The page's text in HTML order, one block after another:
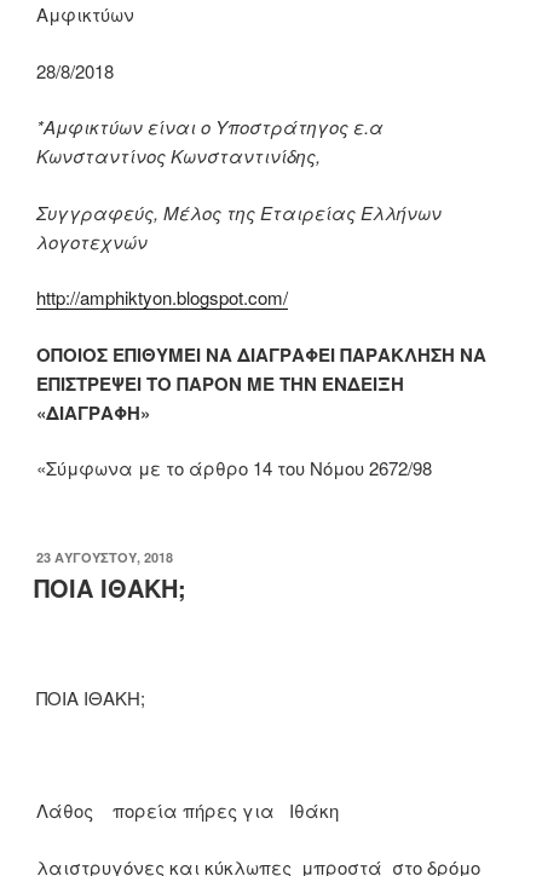
Αμφικτύων
28/8/2018
*Αμφικτύων είναι ο Υποστράτηγος ε.α
Κωνσταντίνος Κωνσταντινίδης,
Συγγραφεύς, Μέλος της Εταιρείας Ελλήνων
λογοτεχνών
http://amphiktyon.blogspot.com/
ΟΠΟΙΟΣ ΕΠΙΘΥΜΕΙ ΝΑ ΔΙΑΓΡΑΦΕΙ ΠΑΡΑΚΛΗΣΗ ΝΑ
ΕΠΙΣΤΡΕΨΕΙ ΤΟ ΠΑΡΟΝ ΜΕ ΤΗΝ ΕΝΔΕΙΞΗ
«ΔΙΑΓΡΑΦΗ»
«Σύμφωνα με το άρθρο 14 του Νόμου 2672/98
ΔΗΜΟΣΙΕΎΤΗΚΕ
ΣΤΙΣ
23 ΑΥΓΟΎΣΤΟΥ, 2018
ΠΟΙΑ ΙΘΑΚΗ;
ΠΟΙΑ ΙΘΑΚΗ;
Λάθος πορεία πήρες για Ιθάκη
λαιστρυγόνες και κύκλωπες μπροστά στο δρόμο